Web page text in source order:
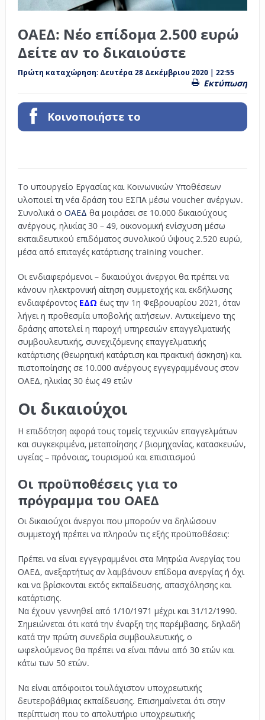
ΟΑΕΔ: Νέο επίδομα 2.500 ευρώ
Δείτε αν το δικαιούστε
Πρώτη καταχώρηση: Δευτέρα 28 Δεκέμβριου 2020 | 22:55
Εκτύπωση
Κοινοποιήστε το
Το υπουργείο Εργασίας και Κοινωνικών Υποθέσεων
υλοποιεί τη νέα δράση του ΕΣΠΑ μέσω voucher ανέργων.
Συνολικά ο ΟΑΕΔ θα μοιράσει σε 10.000 δικαιούχους
ανέργους, ηλικίας 30 – 49, οικονομική ενίσχυση μέσω
εκπαιδευτικού επιδόματος συνολικού ύψους 2.520 ευρώ,
μέσα από επιταγές κατάρτισης training voucher.
Οι ενδιαφερόμενοι – δικαιούχοι άνεργοι θα πρέπει να
κάνουν ηλεκτρονική αίτηση συμμετοχής και εκδήλωσης
ενδιαφέροντος ΕΔΩ έως την 1η Φεβρουαρίου 2021, όταν
λήγει η προθεσμία υποβολής αιτήσεων. Αντικείμενο της
δράσης αποτελεί η παροχή υπηρεσιών επαγγελματικής
συμβουλευτικής, συνεχιζόμενης επαγγελματικής
κατάρτισης (θεωρητική κατάρτιση και πρακτική άσκηση) και
πιστοποίησης σε 10.000 ανέργους εγγεγραμμένους στον
ΟΑΕΔ, ηλικίας 30 έως 49 ετών
Οι δικαιούχοι
Η επιδότηση αφορά τους τομείς τεχνικών επαγγελμάτων
και συγκεκριμένα, μεταποίησης / βιομηχανίας, κατασκευών,
υγείας – πρόνοιας, τουρισμού και επισιτισμού
Οι προϋποθέσεις για το
πρόγραμμα του ΟΑΕΔ
Οι δικαιούχοι άνεργοι που μπορούν να δηλώσουν
συμμετοχή πρέπει να πληρούν τις εξής προϋποθέσεις:
Πρέπει να είναι εγγεγραμμένοι στα Μητρώα Ανεργίας του
ΟΑΕΔ, ανεξαρτήτως αν λαμβάνουν επίδομα ανεργίας ή όχι
και να βρίσκονται εκτός εκπαίδευσης, απασχόλησης και
κατάρτισης.
Να έχουν γεννηθεί από 1/10/1971 μέχρι και 31/12/1990.
Σημειώνεται ότι κατά την έναρξη της παρέμβασης, δηλαδή
κατά την πρώτη συνεδρία συμβουλευτικής, ο
ωφελούμενος θα πρέπει να είναι πάνω από 30 ετών και
κάτω των 50 ετών.
Να είναι απόφοιτοι τουλάχιστον υποχρεωτικής
δευτεροβάθμιας εκπαίδευσης. Επισημαίνεται ότι στην
περίπτωση που το απολυτήριο υποχρεωτικής